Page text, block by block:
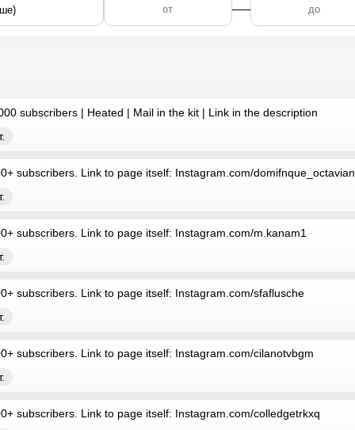
subscribers | Heated | Mail in the kit | Link in the description
subscribers. Link to page itself: Instagram.com/domifnque_octavian
subscribers. Link to page itself: Instagram.com/m.kanam1
subscribers. Link to page itself: Instagram.com/sfaflusche
subscribers. Link to page itself: Instagram.com/cilanotvbgm
subscribers. Link to page itself: Instagram.com/colledgetrkxq